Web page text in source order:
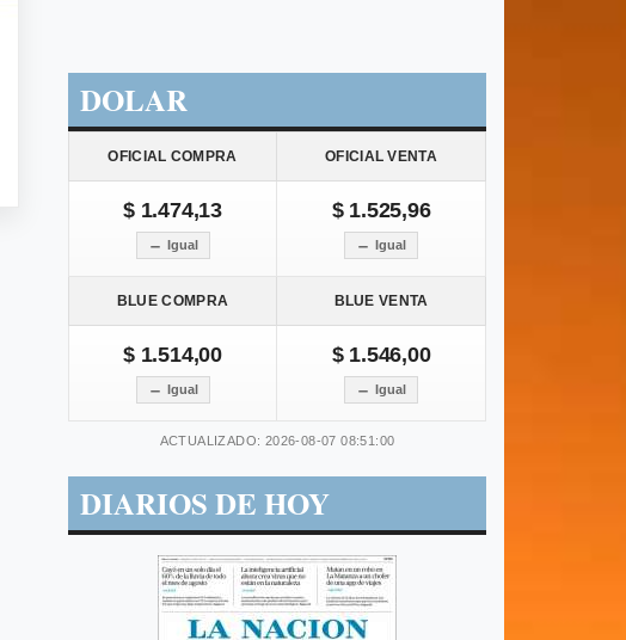
DOLAR
OFICIAL COMPRA OFICIAL VENTA
$ 1.474,13
Igual
$ 1.525,96
Igual
BLUE COMPRA BLUE VENTA
$ 1.514,00
Igual
$ 1.546,00
Igual
ACTUALIZADO: 2026-08-07 08:51:00
DIARIOS DE HOY